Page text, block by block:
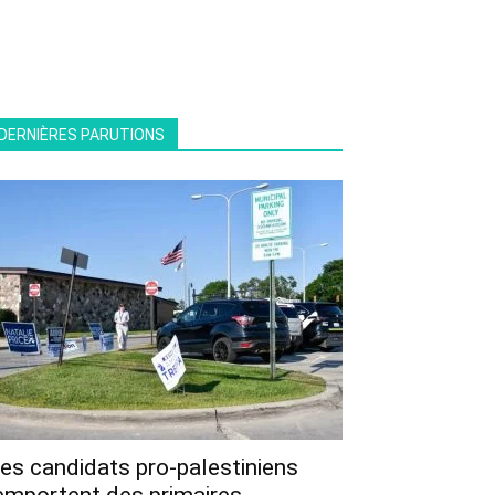
PARUTIONS
candidats pro-palestiniens